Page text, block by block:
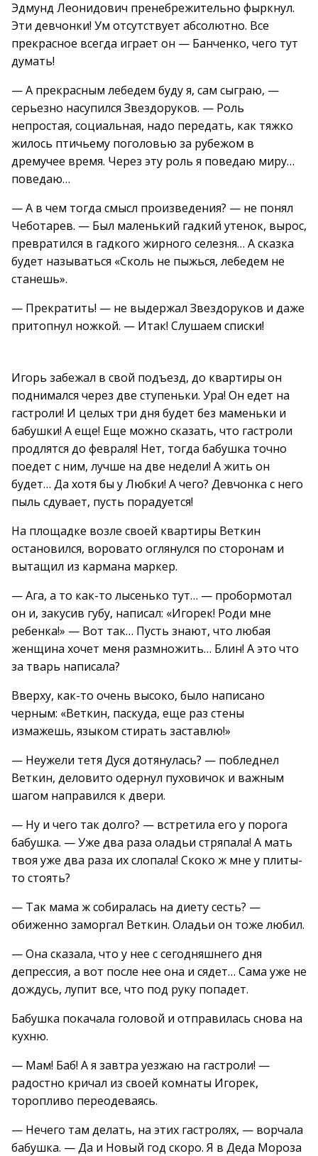
Эдмунд Леонидович пренебрежительно фыркнул.
Эти девчонки! Ум отсутствует абсолютно. Все
прекрасное всегда играет он — Банченко, чего тут
думать!
— А прекрасным лебедем буду я, сам сыграю, —
серьезно насупился Звездоруков. — Роль
непростая, социальная, надо передать, как тяжко
жилось птичьему поголовью за рубежом в
дремучее время. Через эту роль я поведаю миру…
поведаю…
— А в чем тогда смысл произведения? — не понял
Чеботарев. — Был маленький гадкий утенок, вырос,
превратился в гадкого жирного селезня… А сказка
будет называться «Сколь не пыжься, лебедем не
станешь».
— Прекратить! — не выдержал Звездоруков и даже
притопнул ножкой. — Итак! Слушаем списки!
Игорь забежал в свой подъезд, до квартиры он
поднимался через две ступеньки. Ура! Он едет на
гастроли! И целых три дня будет без маменьки и
бабушки! А еще! Еще можно сказать, что гастроли
продлятся до февраля! Нет, тогда бабушка точно
поедет с ним, лучше на две недели! А жить он
будет… Да хотя бы у Любки! А чего? Девчонка с него
пыль сдувает, пусть порадуется!
На площадке возле своей квартиры Веткин
остановился, воровато оглянулся по сторонам и
вытащил из кармана маркер.
— Ага, а то как-то лысенько тут… — пробормотал
он и, закусив губу, написал: «Игорек! Роди мне
ребенка!» — Вот так… Пусть знают, что любая
женщина хочет меня размножить… Блин! А это что
за тварь написала?
Вверху, как-то очень высоко, было написано
черным: «Веткин, паскуда, еще раз стены
измажешь, языком стирать заставлю!»
— Неужели тетя Дуся дотянулась? — побледнел
Веткин, деловито одернул пуховичок и важным
шагом направился к двери.
— Ну и чего так долго? — встретила его у порога
бабушка. — Уже два раза оладьи стряпала! А мать
твоя уже два раза их слопала! Скоко ж мне у плиты-
то стоять?
— Так мама ж собиралась на диету сесть? —
обиженно заморгал Веткин. Оладьи он тоже любил.
— Она сказала, что у нее с сегодняшнего дня
депрессия, а вот после нее она и сядет… Сама уже не
дождусь, лупит все, что под руку попадет.
Бабушка покачала головой и отправилась снова на
кухню.
— Мам! Баб! А я завтра уезжаю на гастроли! —
радостно кричал из своей комнаты Игорек,
торопливо переодеваясь.
— Нечего там делать, на этих гастролях, — ворчала
бабушка. — Да и Новый год скоро. Я в Деда Мороза